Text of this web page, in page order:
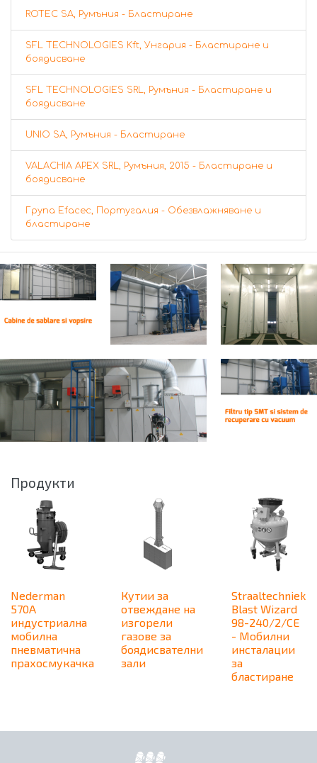
ROTEC SA, Румъния - Бластиране
SFL TECHNOLOGIES Kft, Унгария - Бластиране и
боядисване
SFL TECHNOLOGIES SRL, Румъния - Бластиране и
боядисване
UNIO SA, Румъния - Бластиране
VALACHIA APEX SRL, Румъния, 2015 - Бластиране и
боядисване
Група Efacec, Португалия - Обезвлажняване и
бластиране
Продукти
Nederman
570A
индустриална
мобилна
пневматична
прахосмукачка
Кутии за
отвеждане на
изгорели
газове за
боядисвателни
зали
Straaltechniek
Blast Wizard
98-240/2/CE
- Мобилни
инсталации
за
бластиране